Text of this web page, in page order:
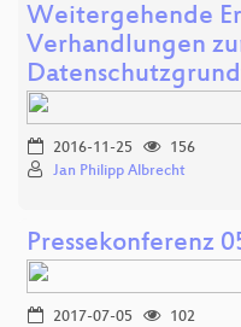
Weitergehende
Verhandlungen
2016-11-25
156
Jan Philipp Albrecht
Pressekonferenz
2017-07-05
102